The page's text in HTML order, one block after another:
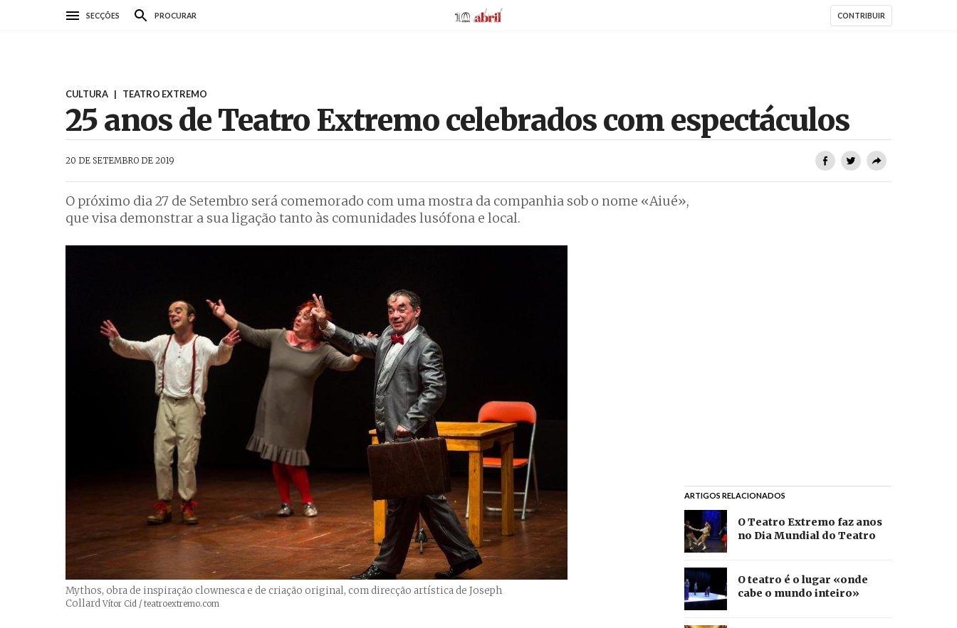
SECÇÕES PROCURAR AbrilAbril CONTRIBUIR
CULTURA | TEATRO EXTREMO
25 anos de Teatro Extremo celebrados com espectáculos
20 DE SETEMBRO DE 2019
O próximo dia 27 de Setembro será comemorado com uma mostra da companhia sob o nome «Aiué»,
que visa demonstrar a sua ligação tanto às comunidades lusófona e local.
Mythos, obra de inspiração clownesca e de criação original, com direcção artística de Joseph
Collard Créditos
Vítor Cid / teatroextremo.com
ARTIGOS RELACIONADOS
O Teatro Extremo faz anos
no Dia Mundial do Teatro
O teatro é o lugar «onde
cabe o mundo inteiro»